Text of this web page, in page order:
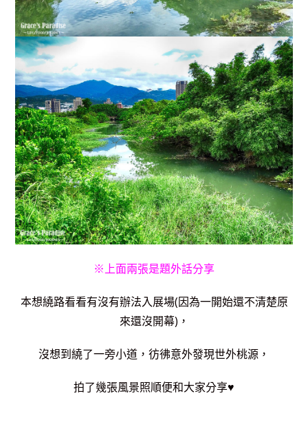
※上面兩張是題外話分享
本想繞路看看有沒有辦法入展場(因為一開始還不清楚原
來還沒開幕)，
沒想到繞了一旁小道，彷彿意外發現世外桃源，
拍了幾張風景照順便和大家分享♥